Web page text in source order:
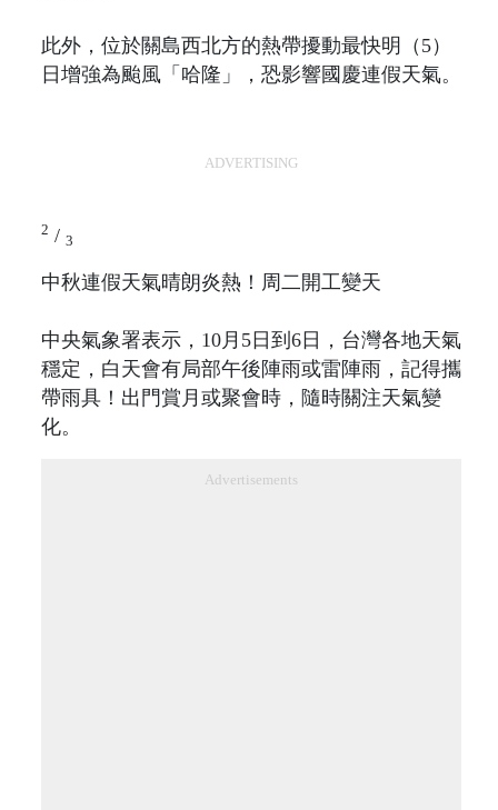
此外，位於關島西北方的熱帶擾動最快明（5）
日增強為颱風「哈隆」，恐影響國慶連假天氣。
ADVERTISING
2 / 3
中秋連假天氣晴朗炎熱！周二開工變天
中央氣象署表示，10月5日到6日，台灣各地天氣
穩定，白天會有局部午後陣雨或雷陣雨，記得攜
帶雨具！出門賞月或聚會時，隨時關注天氣變
化。
Advertisements